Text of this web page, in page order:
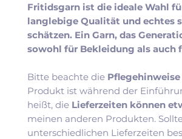
Fritidsgarn ist die ideale Wahl
langlebige Qualität und echtes
schätzen. Ein Garn, das
sowohl für Bekleidung als
Bitte beachte die Pflegehinweise
Produkt ist während der
heißt, die Lieferzeiten können
meinen anderen Produkten.
unterschiedlichen Lieferzeiten